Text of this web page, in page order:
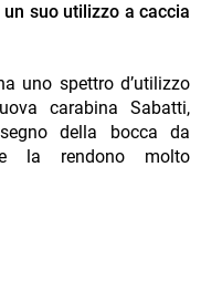
suo utilizzo a caccia
uno spettro d’utilizzo
carabina Sabatti,
della bocca da
la rendono molto